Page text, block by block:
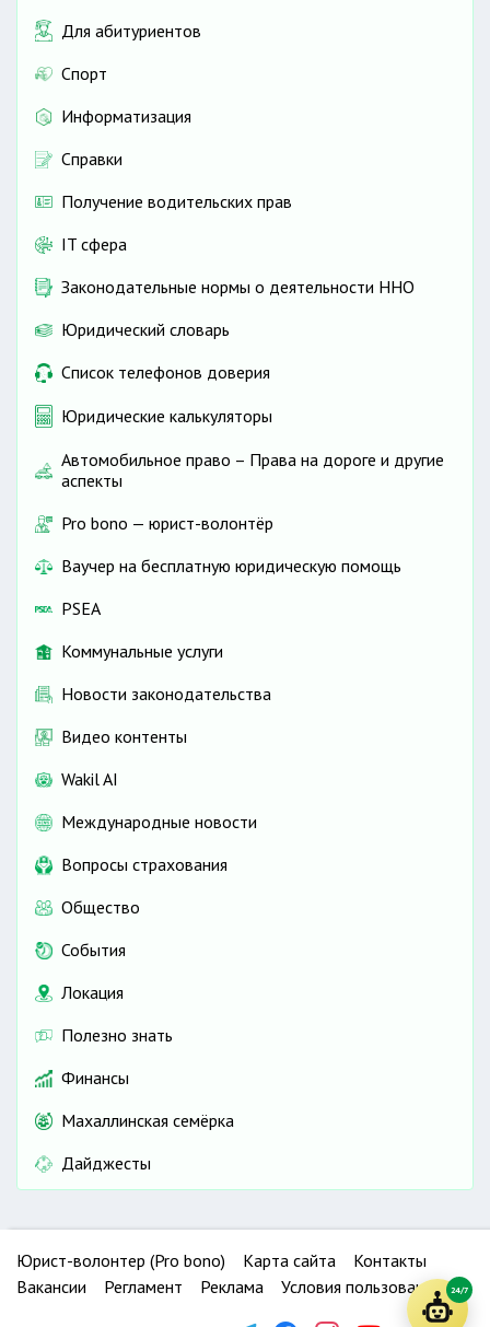
Для абитуриентов
Спорт
Информатизация
Справки
Получение водительских прав
IT сфера
Законодательные нормы о деятельности ННО
Юридический словарь
Список телефонов доверия
Юридические калькуляторы
Автомобильное право – Права на дороге и другие
аспекты
Pro bono — юрист-волонтёр
Ваучер на бесплатную юридическую помощь
PSEA
Коммунальные услуги
Новости законодательства
Видео контенты
Wakil AI
Международные новости
Вопросы страхования
Общество
События
Локация
Полезно знать
Финансы
Махаллинская семёрка
Дайджесты
Юрист-волонтер (Pro bono) Карта сайта
Контакты
Вакансии
Регламент Реклама Условия пользования 24/7